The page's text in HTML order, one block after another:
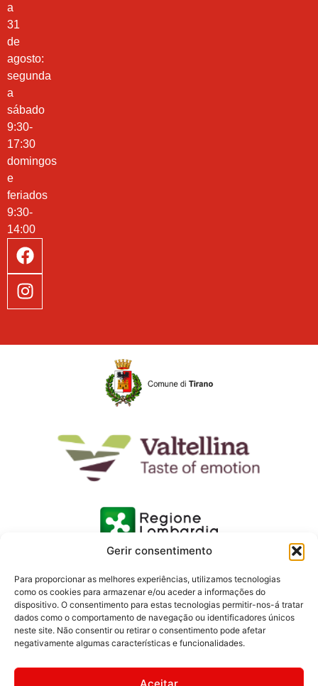
Gerir consentimento
Para proporcionar as melhores experiências, utilizamos tecnologias
como os cookies para armazenar e/ou aceder a informações do
dispositivo. O consentimento para estas tecnologias permitir-nos-á tratar
dados como o comportamento de navegação ou identificadores únicos
neste site. Não consentir ou retirar o consentimento pode afetar
negativamente algumas características e funcionalidades.
Aceitar
a
31
de
agosto:
segunda
a
sábado
9:30-
17:30
domingos
e
feriados
9:30-
14:00